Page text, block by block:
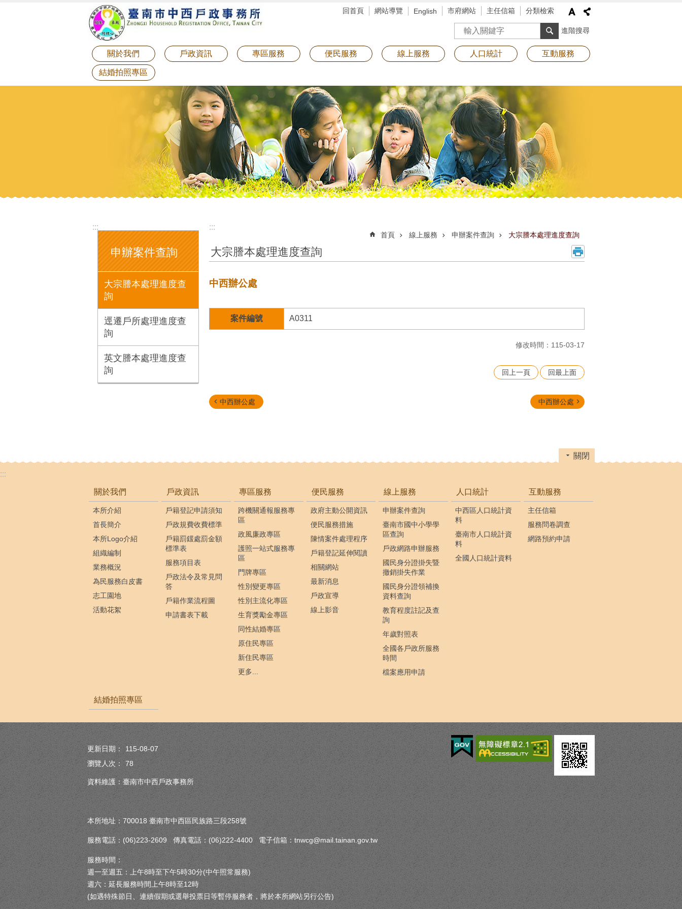
回首頁 網站導覽 English 市府網站 主任信箱 分類檢索
搜尋 進階搜尋
關於我們 戶政資訊 專區服務 便民服務 線上服務 人口統計 互動服務
結婚拍照專區
:::
申辦案件查詢
大宗謄本處理進度查
詢
逕遷戶所處理進度查
詢
英文謄本處理進度查
詢
:::
首頁 線上服務 申辦案件查詢 大宗謄本處理進度查詢
大宗謄本處理進度查詢
中西辦公處
案件編號 A0311
修改時間：115-03-17
回上一頁 回最上面
中西辦公處 中西辦公處
關閉
:::
關於我們
本所介紹
首長簡介
本所Logo介紹
組織編制
業務概況
為民服務白皮書
志工園地
活動花絮
戶政資訊
戶籍登記申請須知
戶政規費收費標準
戶籍罰鍰處罰金額
標準表
服務項目表
戶政法令及常見問
答
戶籍作業流程圖
申請書表下載
專區服務
跨機關通報服務專
區
政風廉政專區
護照一站式服務專
區
門牌專區
性別變更專區
性別主流化專區
生育獎勵金專區
同性結婚專區
原住民專區
新住民專區
更多...
便民服務
政府主動公開資訊
便民服務措施
陳情案件處理程序
戶籍登記延伸閱讀
相關網站
最新消息
戶政宣導
線上影音
線上服務
申辦案件查詢
臺南市國中小學學
區查詢
戶政網路申辦服務
國民身分證掛失暨
撤銷掛失作業
國民身分證領補換
資料查詢
教育程度註記及查
詢
年歲對照表
全國各戶政所服務
時間
檔案應用申請
人口統計
中西區人口統計資
料
臺南市人口統計資
料
全國人口統計資料
互動服務
主任信箱
服務問卷調查
網路預約申請
結婚拍照專區
更新日期：
115-08-07
瀏覽人次：
78
資料維護：臺南市中西戶政事務所
本所地址：700018 臺南市中西區民族路三段258號
服務電話：(06)223-2609 傳真電話：(06)222-4400 電子信箱：tnwcg@mail.tainan.gov.tw
服務時間：
週一至週五：上午8時至下午5時30分(中午照常服務)
週六：延長服務時間上午8時至12時
(如遇特殊節日、連續假期或選舉投票日等暫停服務者，將於本所網站另行公告)